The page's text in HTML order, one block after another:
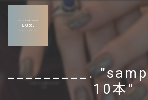
_________.
10本"